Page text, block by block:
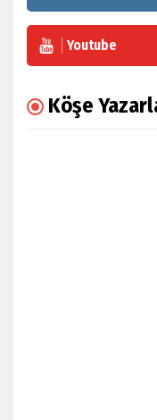
Youtube
Köşe